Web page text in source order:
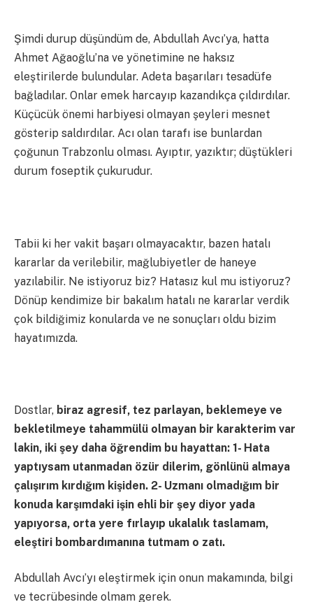
Şimdi durup düşündüm de, Abdullah Avcı’ya, hatta
Ahmet Ağaoğlu’na ve yönetimine ne haksız
eleştirilerde bulundular. Adeta başarıları tesadüfe
bağladılar. Onlar emek harcayıp kazandıkça çıldırdılar.
Küçücük önemi harbiyesi olmayan şeyleri mesnet
gösterip saldırdılar. Acı olan tarafı ise bunlardan
çoğunun Trabzonlu olması. Ayıptır, yazıktır; düştükleri
durum foseptik çukurudur.
Tabii ki her vakit başarı olmayacaktır, bazen hatalı
kararlar da verilebilir, mağlubiyetler de haneye
yazılabilir. Ne istiyoruz biz? Hatasız kul mu istiyoruz?
Dönüp kendimize bir bakalım hatalı ne kararlar verdik
çok bildiğimiz konularda ve ne sonuçları oldu bizim
hayatımızda.
Dostlar, biraz agresif, tez parlayan, beklemeye ve
bekletilmeye tahammülü olmayan bir karakterim var
lakin, iki şey daha öğrendim bu hayattan: 1- Hata
yaptıysam utanmadan özür dilerim, gönlünü almaya
çalışırım kırdığım kişiden. 2- Uzmanı olmadığım bir
konuda karşımdaki işin ehli bir şey diyor yada
yapıyorsa, orta yere fırlayıp ukalalık taslamam,
eleştiri bombardımanına tutmam o zatı.
Abdullah Avcı’yı eleştirmek için onun makamında, bilgi
ve tecrübesinde olmam gerek.